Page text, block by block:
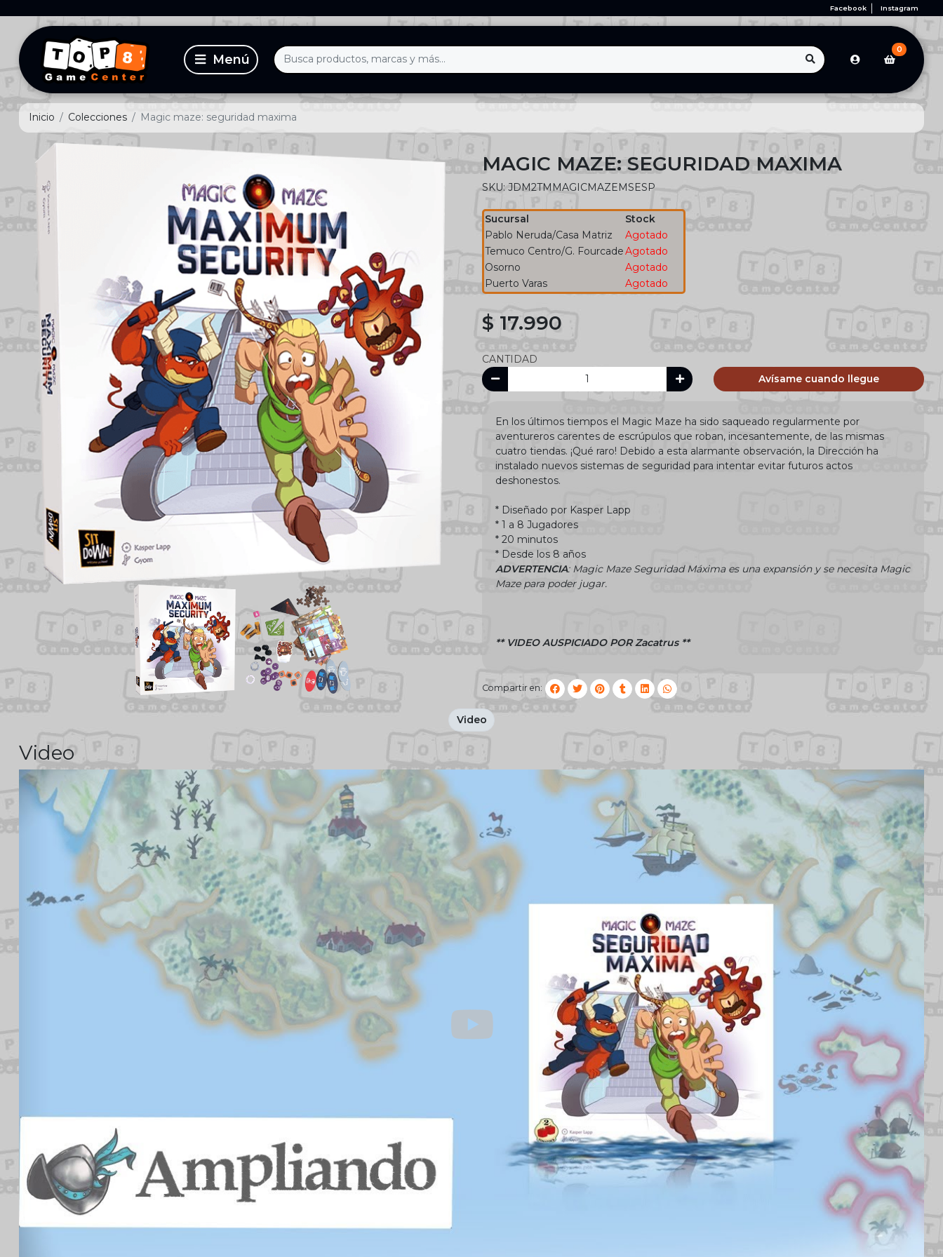
Facebook Instagram
0
Inicio Colecciones Magic maze: seguridad maxima
MAGIC MAZE: SEGURIDAD MAXIMA
SKU: JDM2TMMAGICMAZEMSESP
Sucursal
Stock
Pablo Neruda/Casa Matriz
Agotado
Temuco Centro/G. FourcadeAgotado
Osorno
Agotado
Puerto Varas
Agotado
$ 17.990
CANTIDAD
Avísame cuando llegue
En los últimos tiempos el Magic Maze ha sido saqueado regularmente por
aventureros carentes de escrúpulos que roban, incesantemente, de las mismas
cuatro tiendas. ¡Qué raro! Debido a esta alarmante observación, la Dirección ha
instalado nuevos sistemas de seguridad para intentar evitar futuros actos
deshonestos.
* Diseñado por Kasper Lapp
* 1 a 8 Jugadores
* 20 minutos
* Desde los 8 años
ADVERTENCIA: Magic Maze Seguridad Máxima es una expansión y se necesita Magic
Maze para poder jugar.
** VIDEO AUSPICIADO POR Zacatrus **
Compartir en:
Video
Video